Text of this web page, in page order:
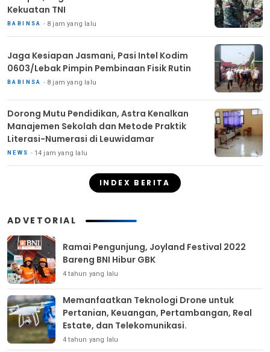
Kekuatan TNI
BABINSA 8 jam yang lalu
Jaga Kesiapan Jasmani, Pasi Intel Kodim
0603/Lebak Pimpin Pembinaan Fisik Rutin
BABINSA 8 jam yang lalu
Dorong Mutu Pendidikan, Astra Kenalkan
Manajemen Sekolah dan Metode Praktik
Literasi-Numerasi di Leuwidamar
NEWS 14 jam yang lalu
INDEX BERITA
ADVETORIAL
Ramai Pengunjung, Joyland Festival 2022
Bareng BNI Hibur GBK
4 tahun yang lalu
Memanfaatkan Teknologi Drone untuk
Pertanian, Keuangan, Pertambangan, Real
Estate, dan Telekomunikasi.
4 tahun yang lalu